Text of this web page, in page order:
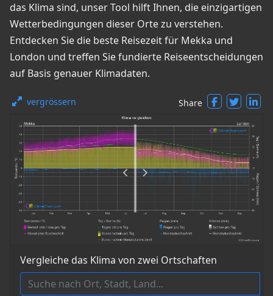
das Klima sind, unser Tool hilft Ihnen, die einzigartigen
Wetterbedingungen dieser Orte zu verstehen.
Entdecken Sie die beste Reisezeit für Mekka und
London und treffen Sie fundierte Reiseentscheidungen
auf Basis genauer Klimadaten.
vergrössern Share
Vergleiche das Klima von zwei Ortschaften